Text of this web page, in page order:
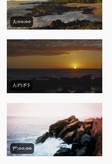
8:00:00
8:21:46
3:00:00